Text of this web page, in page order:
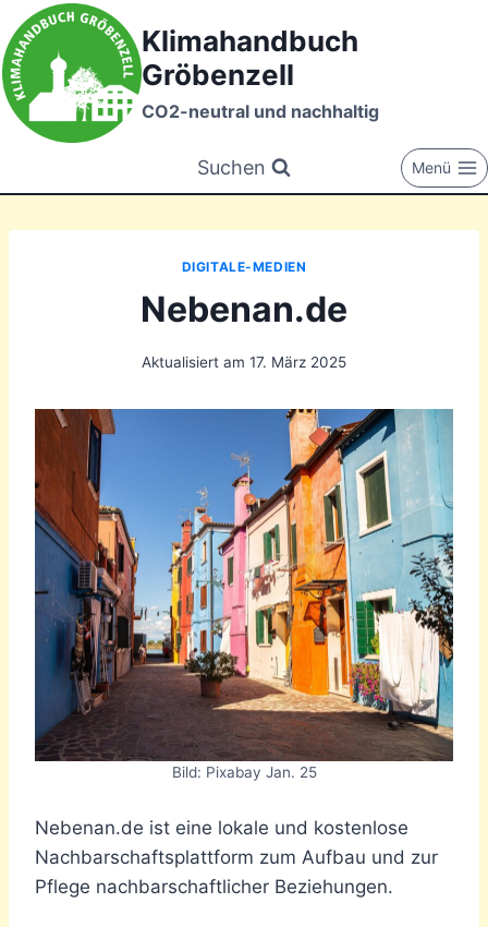
Zum
Inhalt
springen
Klimahandbuch
Gröbenzell
CO2-neutral und nachhaltig
Suchen Menü
DIGITALE-MEDIEN
Nebenan.de
Aktualisiert am 17. März 2025
Bild: Pixabay Jan. 25
Nebenan.de ist eine lokale und kostenlose
Nachbarschaftsplattform zum Aufbau und zur
Pflege nachbarschaftlicher Beziehungen.